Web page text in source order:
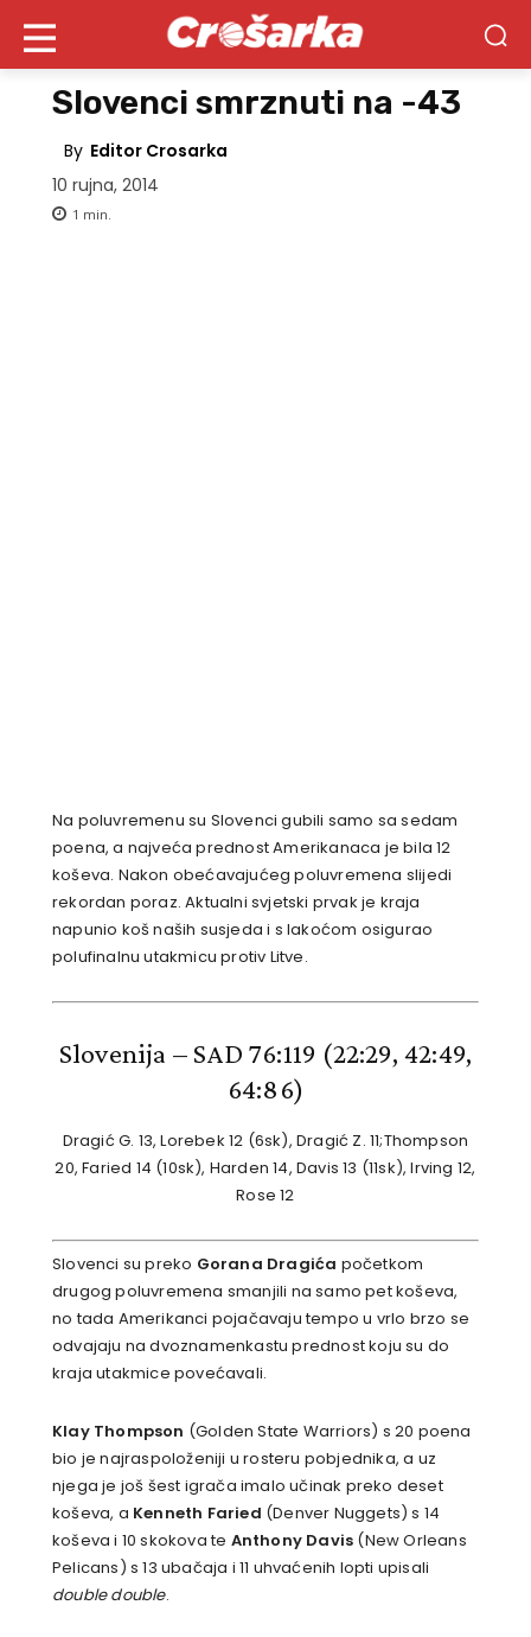
Slovenci smrznuti na -43
By Editor Crosarka
10 rujna, 2014
1 min.
Na poluvremenu su Slovenci gubili samo sa sedam
poena, a najveća prednost Amerikanaca je bila 12
koševa. Nakon obećavajućeg poluvremena slijedi
rekordan poraz. Aktualni svjetski prvak je kraja
napunio koš naših susjeda i s lakoćom osigurao
polufinalnu utakmicu protiv Litve.
Slovenija – SAD 76:119 (22:29, 42:49,
64:86)
Dragić G. 13, Lorebek 12 (6sk), Dragić Z. 11;Thompson
20, Faried 14 (10sk), Harden 14, Davis 13 (11sk), Irving 12,
Rose 12
Slovenci su preko Gorana Dragića početkom
drugog poluvremena smanjili na samo pet koševa,
no tada Amerikanci pojačavaju tempo u vrlo brzo se
odvajaju na dvoznamenkastu prednost koju su do
kraja utakmice povećavali.
Klay Thompson (Golden State Warriors) s 20 poena
bio je najraspoloženiji u rosteru pobjednika, a uz
njega je još šest igrača imalo učinak preko deset
koševa, a Kenneth Faried (Denver Nuggets) s 14
koševa i 10 skokova te Anthony Davis (New Orleans
Pelicans) s 13 ubačaja i 11 uhvaćenih lopti upisali
double double.